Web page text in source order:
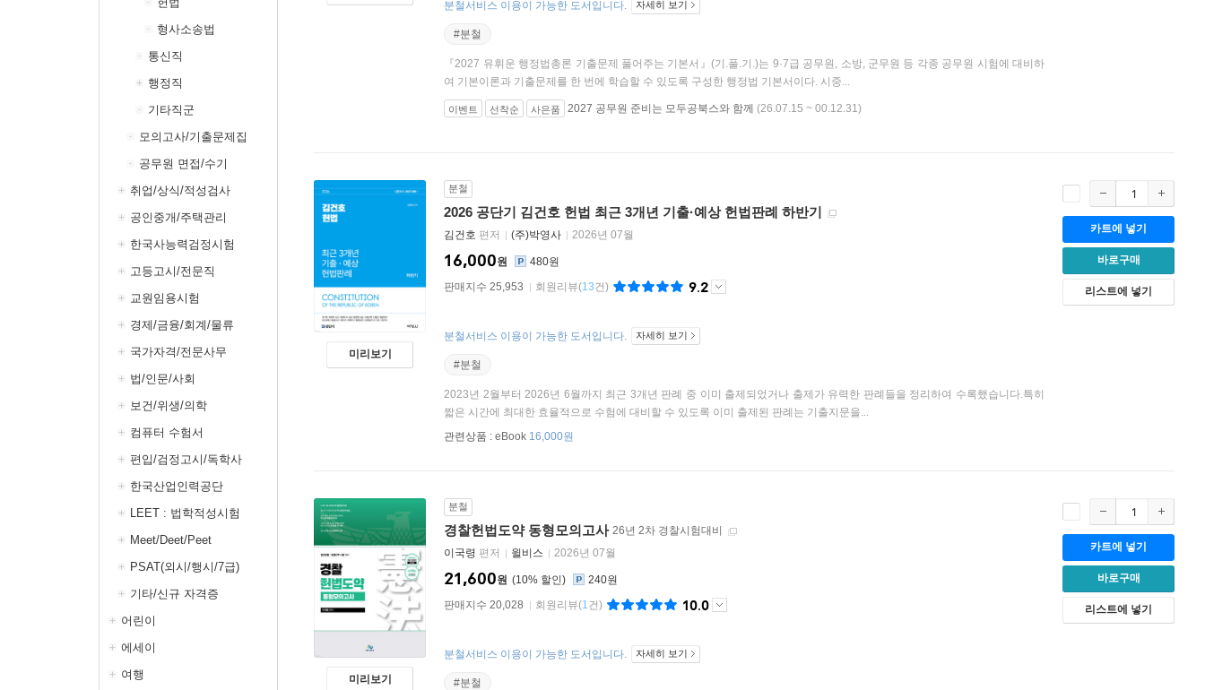
형사소송법
통신직
행정직
기타직군
모의고사/기출문제집
공무원 면접/수기
취업/상식/적성검사
공인중개/주택관리
한국사능력검정시험
고등고시/전문직
교원임용시험
경제/금융/회계/물류
국가자격/전문사무
법/인문/사회
보건/위생/의학
컴퓨터 수험서
편입/검정고시/독학사
한국산업인력공단
LEET : 법학적성시험
Meet/Deet/Peet
PSAT(외시/행시/7급)
기타/신규 자격증
어린이
에세이
여행
분철서비스 이용이 가능한 도서입니다. 자세히 보기
#분철
『2027 유휘운 행정법총론 기출문제 풀어주는 기본서』(기.풀.기.)는 9·7급 공무원, 소방, 군무원 등 각종 공무원 시험에 대비하
여 기본이론과 기출문제를 한 번에 학습할 수 있도록 구성한 행정법 기본서이다. 시중...
이벤트 선착순 사은품 2027 공무원 준비는 모두공북스와 함께 (26.07.15 ~ 00.12.31)
미리보기
분철
2026 공단기 김건호 헌법 최근 3개년 기출·예상 헌법판례 하반기
김건호 편저 (주)박영사 2026년 07월
16,000원
480원
판매지수 25,953
회원리뷰(13건) 9.2
분철서비스 이용이 가능한 도서입니다. 자세히 보기
#분철
2023년 2월부터 2026년 6월까지 최근 3개년 판례 중 이미 출제되었거나 출제가 유력한 판례들을 정리하여 수록했습니다.특히
짧은 시간에 최대한 효율적으로 수험에 대비할 수 있도록 이미 출제된 판례는 기출지문을...
관련상품 : eBook 16,000원
카트에 넣기
바로구매
리스트에 넣기
미리보기
분철
경찰헌법도약 동형모의고사 26년 2차 경찰시험대비
이국령 편저 윌비스 2026년 07월
10%
21,600원
240원
판매지수 20,028
회원리뷰(1건) 10.0
분철서비스 이용이 가능한 도서입니다. 자세히 보기
#분철
카트에 넣기
바로구매
리스트에 넣기